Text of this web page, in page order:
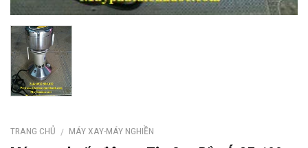
TRANG CHỦ / MÁY XAY-MÁY NGHIỀN